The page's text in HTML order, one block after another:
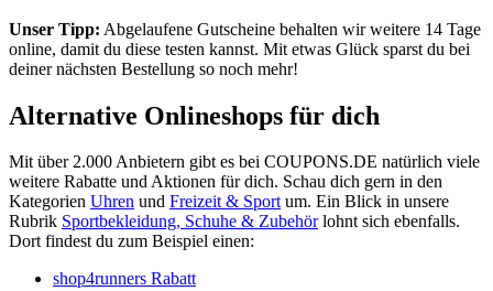
Unser Tipp: Abgelaufene Gutscheine behalten wir weitere 14 Tage
online, damit du diese testen kannst. Mit etwas Glück sparst du bei
deiner nächsten Bestellung so noch mehr!
Alternative Onlineshops für dich
Mit über 2.000 Anbietern gibt es bei COUPONS.DE natürlich viele
weitere Rabatte und Aktionen für dich. Schau dich gern in den
Kategorien Uhren und Freizeit & Sportum. Ein Blick in unsere
Rubrik Sportbekleidung, Schuhe & Zubehörlohnt sich ebenfalls.
Dort findest du zum Beispiel einen:
shop4runners Rabatt